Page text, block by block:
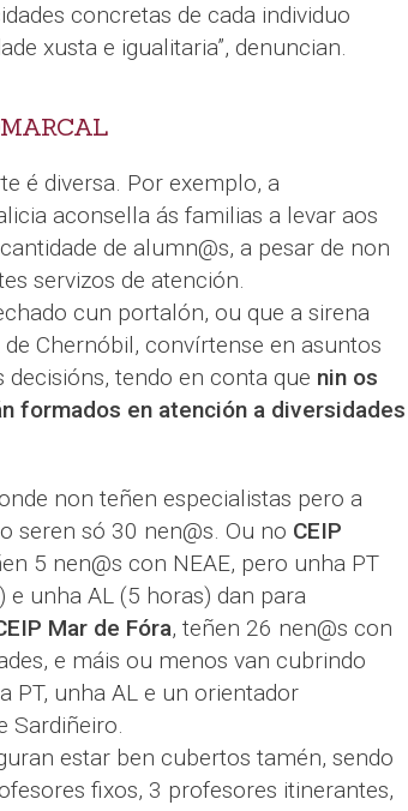
concretas de cada individuo
xusta e igualitaria”, denuncian.
é diversa. Por exemplo, a
aconsella ás familias a levar aos
de alumn@s, a pesar de non
servizos de atención.
cun portalón, ou que a sirena
Chernóbil, convírtense en asuntos
tendo en conta que nin os
formados en atención a diversidades
non teñen especialistas pero a
seren só 30 nen@s. Ou no CEIP
5 nen@s con NEAE, pero unha PT
unha AL (5 horas) dan para
Mar de Fóra, teñen 26 nen@s con
e máis ou menos van cubrindo
PT, unha AL e un orientador
Sardiñeiro.
estar ben cubertos tamén, sendo
fixos, 3 profesores itinerantes,